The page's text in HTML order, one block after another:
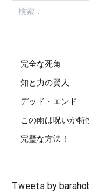
検
索:
完全な死角
知と力の賢人
デッド・エンド
この雨は呪いか特
完璧な方法！
Tweets by